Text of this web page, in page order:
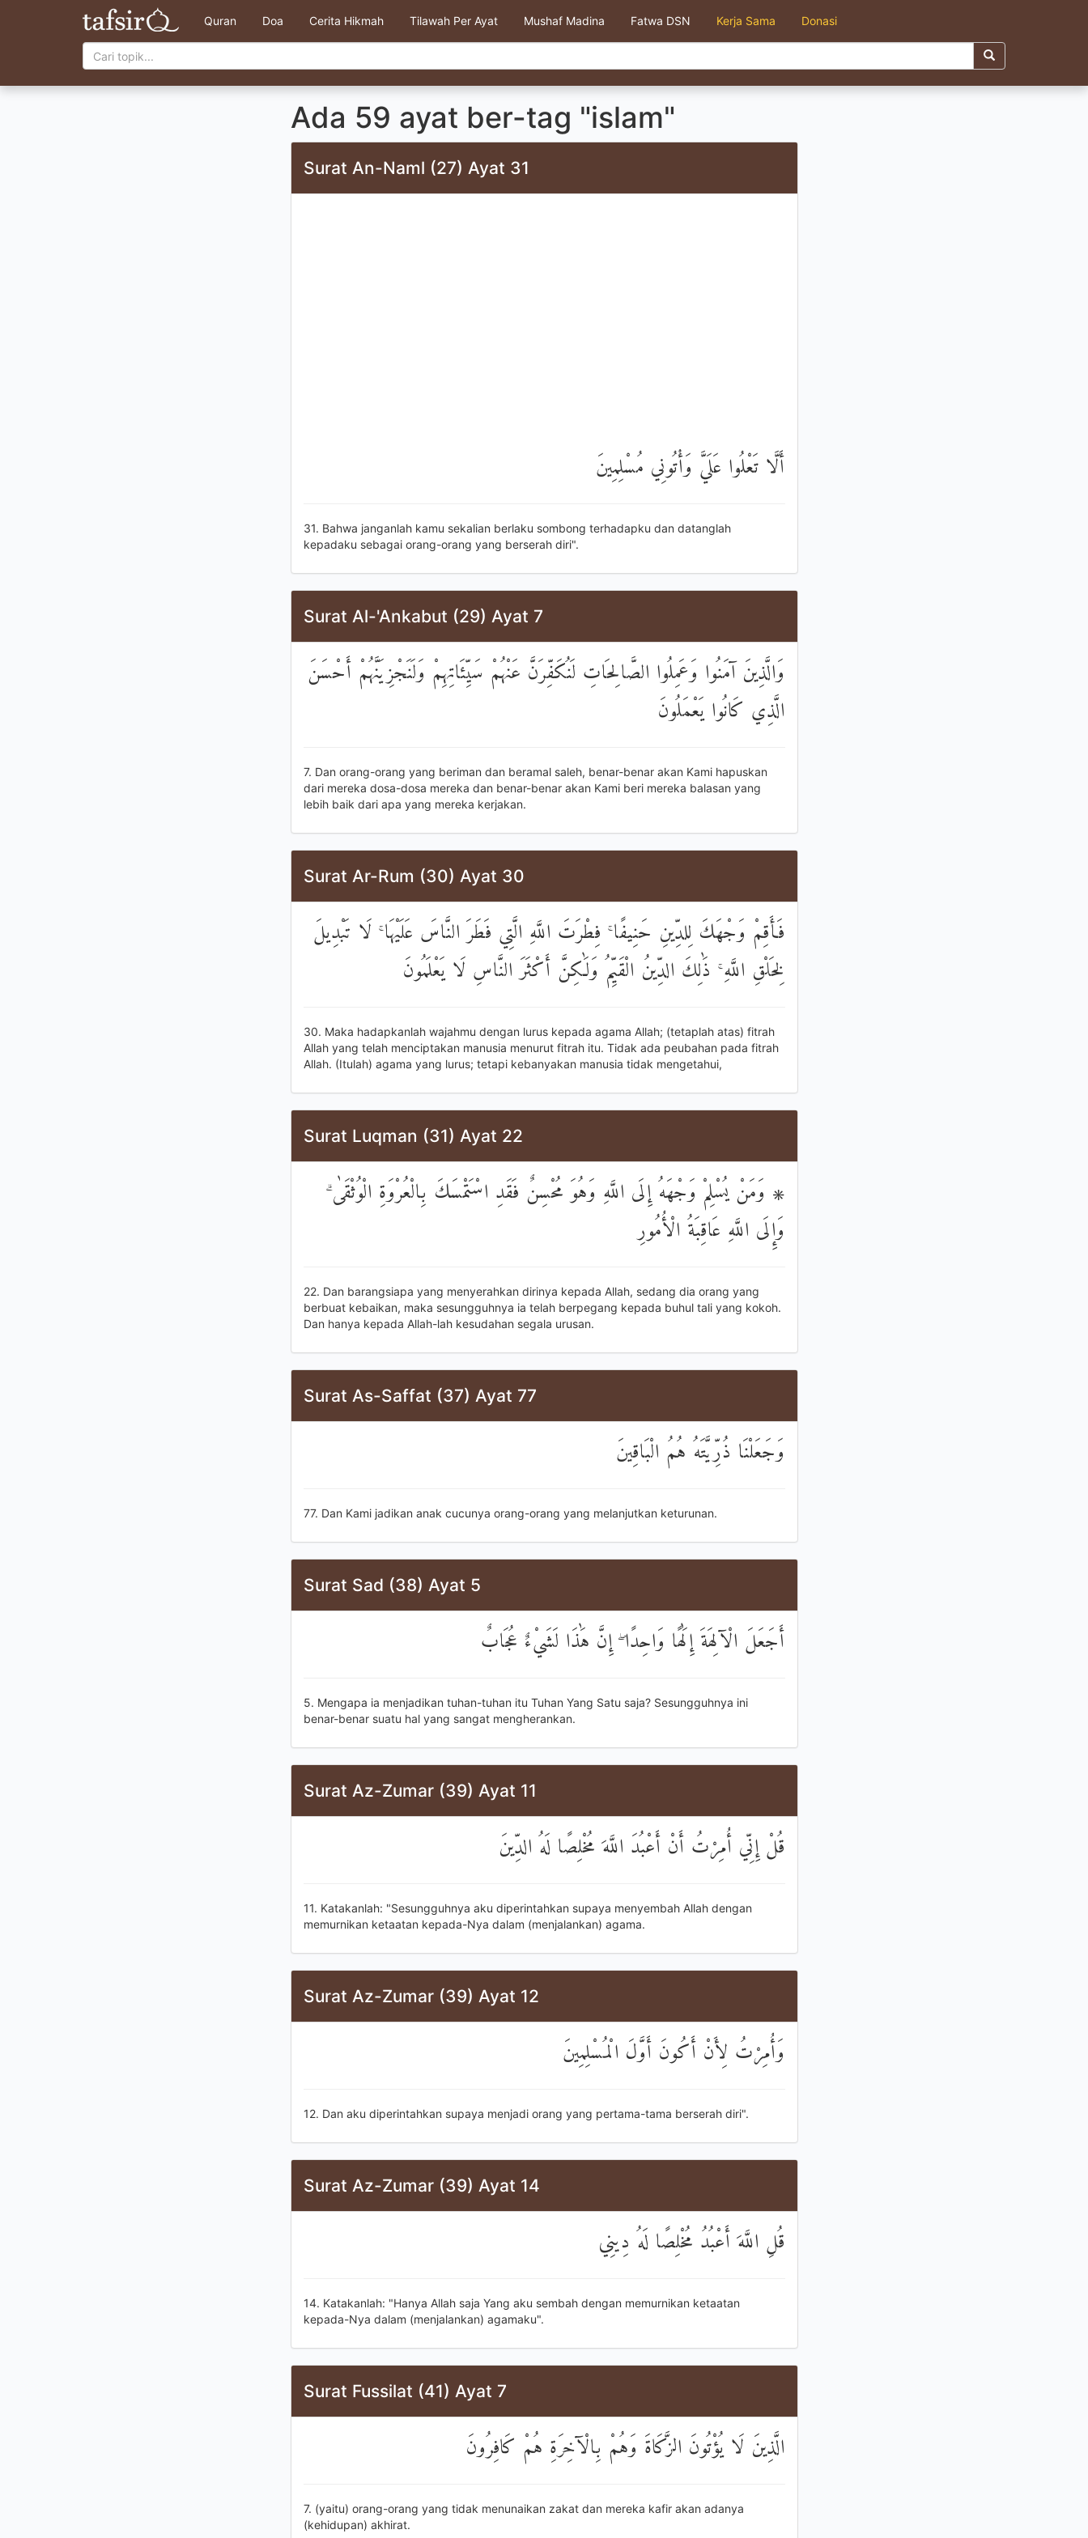
Quran Doa Cerita Hikmah Tilawah Per Ayat Mushaf Madina Fatwa DSN Kerja Sama Donasi
Ada 59 ayat ber-tag "islam"
Surat An-Naml (27) Ayat 31
أَلَّا تَعْلُوا عَلَيَّ وَأْتُونِي مُسْلِمِينَ
31. Bahwa janganlah kamu sekalian berlaku sombong terhadapku dan datanglah
kepadaku sebagai orang-orang yang berserah diri".
Surat Al-'Ankabut (29) Ayat 7
وَالَّذِينَ آمَنُوا وَعَمِلُوا الصَّالِحَاتِ لَنُكَفِّرَنَّ عَنْهُمْ سَيِّئَاتِهِمْ وَلَنَجْزِيَنَّهُمْ أَحْسَنَ
الَّذِي كَانُوا يَعْمَلُونَ
7. Dan orang-orang yang beriman dan beramal saleh, benar-benar akan Kami hapuskan
dari mereka dosa-dosa mereka dan benar-benar akan Kami beri mereka balasan yang
lebih baik dari apa yang mereka kerjakan.
Surat Ar-Rum (30) Ayat 30
فَأَقِمْ وَجْهَكَ لِلدِّينِ حَنِيفًا ۚ فِطْرَتَ اللَّهِ الَّتِي فَطَرَ النَّاسَ عَلَيْهَا ۚ لَا تَبْدِيلَ
لِخَلْقِ اللَّهِ ۚ ذَٰلِكَ الدِّينُ الْقَيِّمُ وَلَٰكِنَّ أَكْثَرَ النَّاسِ لَا يَعْلَمُونَ
30. Maka hadapkanlah wajahmu dengan lurus kepada agama Allah; (tetaplah atas) fitrah
Allah yang telah menciptakan manusia menurut fitrah itu. Tidak ada peubahan pada fitrah
Allah. (Itulah) agama yang lurus; tetapi kebanyakan manusia tidak mengetahui,
Surat Luqman (31) Ayat 22
۞ وَمَنْ يُسْلِمْ وَجْهَهُ إِلَى اللَّهِ وَهُوَ مُحْسِنٌ فَقَدِ اسْتَمْسَكَ بِالْعُرْوَةِ الْوُثْقَىٰ ۗ
وَإِلَى اللَّهِ عَاقِبَةُ الْأُمُورِ
22. Dan barangsiapa yang menyerahkan dirinya kepada Allah, sedang dia orang yang
berbuat kebaikan, maka sesungguhnya ia telah berpegang kepada buhul tali yang kokoh.
Dan hanya kepada Allah-lah kesudahan segala urusan.
Surat As-Saffat (37) Ayat 77
وَجَعَلْنَا ذُرِّيَّتَهُ هُمُ الْبَاقِينَ
77. Dan Kami jadikan anak cucunya orang-orang yang melanjutkan keturunan.
Surat Sad (38) Ayat 5
أَجَعَلَ الْآلِهَةَ إِلَٰهًا وَاحِدًا ۖ إِنَّ هَٰذَا لَشَيْءٌ عُجَابٌ
5. Mengapa ia menjadikan tuhan-tuhan itu Tuhan Yang Satu saja? Sesungguhnya ini
benar-benar suatu hal yang sangat mengherankan.
Surat Az-Zumar (39) Ayat 11
قُلْ إِنِّي أُمِرْتُ أَنْ أَعْبُدَ اللَّهَ مُخْلِصًا لَهُ الدِّينَ
11. Katakanlah: "Sesungguhnya aku diperintahkan supaya menyembah Allah dengan
memurnikan ketaatan kepada-Nya dalam (menjalankan) agama.
Surat Az-Zumar (39) Ayat 12
وَأُمِرْتُ لِأَنْ أَكُونَ أَوَّلَ الْمُسْلِمِينَ
12. Dan aku diperintahkan supaya menjadi orang yang pertama-tama berserah diri".
Surat Az-Zumar (39) Ayat 14
قُلِ اللَّهَ أَعْبُدُ مُخْلِصًا لَهُ دِينِي
14. Katakanlah: "Hanya Allah saja Yang aku sembah dengan memurnikan ketaatan
kepada-Nya dalam (menjalankan) agamaku".
Surat Fussilat (41) Ayat 7
الَّذِينَ لَا يُؤْتُونَ الزَّكَاةَ وَهُمْ بِالْآخِرَةِ هُمْ كَافِرُونَ
7. (yaitu) orang-orang yang tidak menunaikan zakat dan mereka kafir akan adanya
(kehidupan) akhirat.